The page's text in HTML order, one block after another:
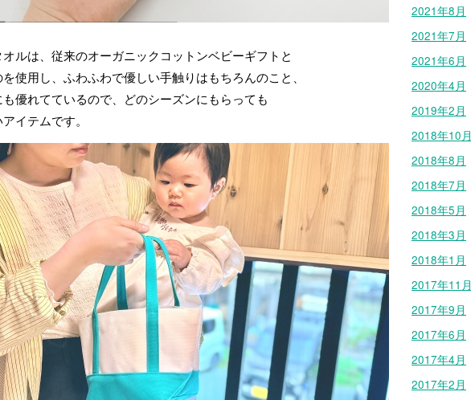
ルは、従来のオーガニックコットンベビーギフトと
使用し、ふわふわで優しい手触りはもちろんのこと、
優れてているので、どのシーズンにもらっても
イテムです。
2021年8月
2021年7月
2021年6月
2020年4月
2019年2月
2018年10月
2018年8月
2018年7月
2018年5月
2018年3月
2018年1月
2017年11月
2017年9月
2017年6月
2017年4月
2017年2月